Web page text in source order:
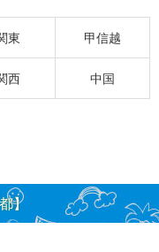
東 甲信越
西 中国
】